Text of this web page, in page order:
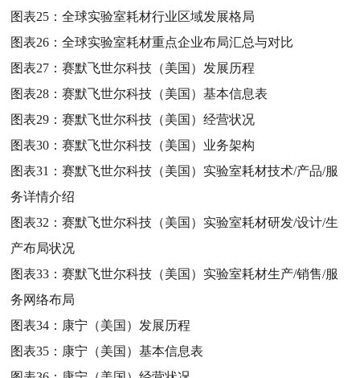
图表25：全球实验室耗材行业区域发展格局
图表26：全球实验室耗材重点企业布局汇总与对比
图表27：赛默飞世尔科技（美国）发展历程
图表28：赛默飞世尔科技（美国）基本信息表
图表29：赛默飞世尔科技（美国）经营状况
图表30：赛默飞世尔科技（美国）业务架构
图表31：赛默飞世尔科技（美国）实验室耗材技术/产品/服
务详情介绍
图表32：赛默飞世尔科技（美国）实验室耗材研发/设计/生
产布局状况
图表33：赛默飞世尔科技（美国）实验室耗材生产/销售/服
务网络布局
图表34： 康宁（美国）发展历程
图表35： 康宁（美国）基本信息表